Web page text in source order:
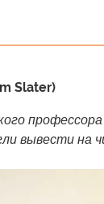
Slater)
вывести на